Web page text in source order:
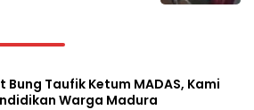
Bung Taufik Ketum MADAS, Kami
Warga Madura